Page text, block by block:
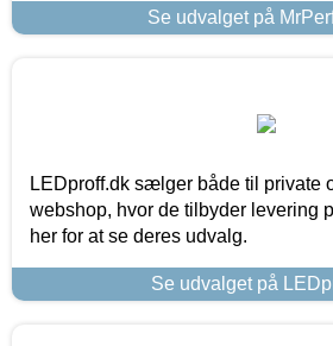
Se udvalget på
LEDproff.dk sælger både til private
webshop, hvor de tilbyder levering
her for at se deres udvalg.
Se udvalget på